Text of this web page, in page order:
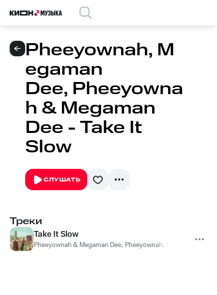
Pheeyownah, M
egaman
Dee, Pheeyowna
h & Megaman
Dee - Take It
Slow
СЛУШАТЬ
Треки
Take It Slow
Pheeyownah & Megaman Dee, Pheeyownah,